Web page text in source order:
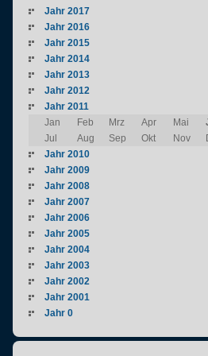
Jahr 2017
Jahr 2016
Jahr 2015
Jahr 2014
Jahr 2013
Jahr 2012
Jahr 2011
Jan
Feb Mrz Apr Mai
Jul
Aug Sep Okt Nov
Jahr 2010
Jahr 2009
Jahr 2008
Jahr 2007
Jahr 2006
Jahr 2005
Jahr 2004
Jahr 2003
Jahr 2002
Jahr 2001
Jahr 0